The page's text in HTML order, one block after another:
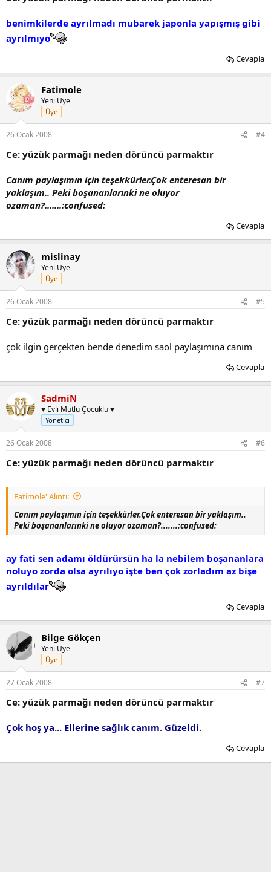
benimkilerde ayrılmadı mubarek japonla yapışmış gibi
ayrılmıyo
Cevapla
Fatimole
Yeni Üye
Üye
26 Ocak 2008 #4
Ce: yüzük parmağı neden dörüncü parmaktır
Canım paylaşımın için teşekkürler.Çok enteresan bir
yaklaşım.. Peki boşananlarınki ne oluyor
ozaman?.......:confused:
Cevapla
mislinay
Yeni Üye
Üye
26 Ocak 2008 #5
Ce: yüzük parmağı neden dörüncü parmaktır
çok ilgin gerçekten bende denedim saol paylaşımına canım
Cevapla
SadmiN
♥ Evli Mutlu Çocuklu ♥
Yönetici
26 Ocak 2008 #6
Ce: yüzük parmağı neden dörüncü parmaktır
Fatimole' Alıntı:
Canım paylaşımın için teşekkürler.Çok enteresan bir yaklaşım..
Peki boşananlarınki ne oluyor ozaman?.......:confused:
ay fati sen adamı öldürürsün ha la nebilem boşananlara
noluyo zorda olsa ayrılıyo işte ben çok zorladım az bişe
ayrıldılar
Cevapla
Bilge Gökçen
Yeni Üye
Üye
27 Ocak 2008 #7
Ce: yüzük parmağı neden dörüncü parmaktır
Çok hoş ya... Ellerine sağlık canım. Güzeldi.
Cevapla